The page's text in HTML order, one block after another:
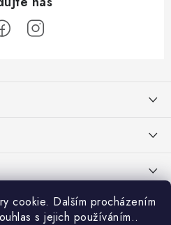
cookie. Dalším procházením
s jejich používáním..